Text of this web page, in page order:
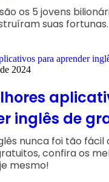
os 5 jovens
suas fortunas.
2024
inglês de
nunca foi tão fácil
confira os
mesmo!